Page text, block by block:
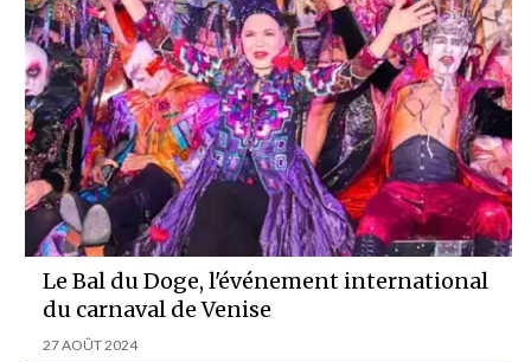
Le Bal du Doge, l'événement international
du carnaval de Venise
27 AOÛT 2024